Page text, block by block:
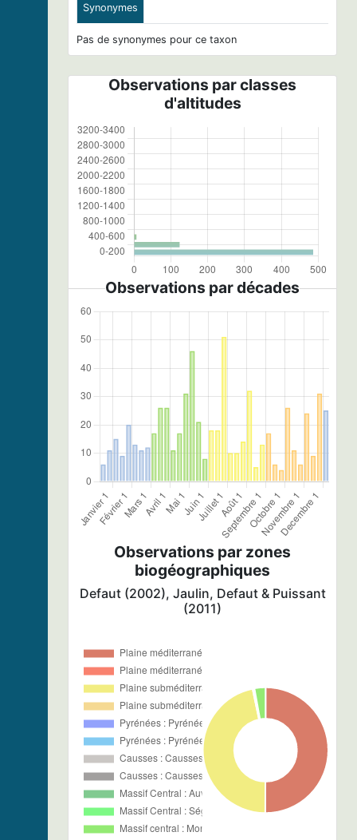
Synonymes
Pas de synonymes pour ce taxon
Observations par classes
d'altitudes
Observations par décades
Observations par zones
biogéographiques
Defaut (2002), Jaulin, Defaut & Puissant
(2011)